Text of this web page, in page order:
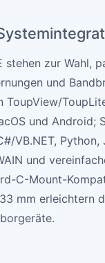
stehen zur Wahl,
und
und Android;
VB.NET, Python,
und
C-Mount-
mm erleichtern